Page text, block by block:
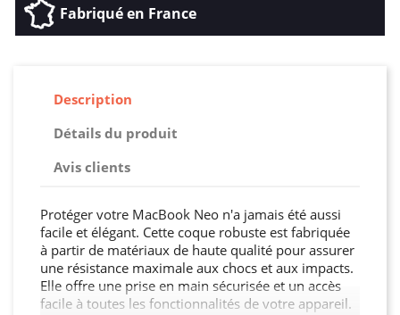
Fabriqué en France
Description
Détails du produit
Avis clients
Protéger votre MacBook Neo n'a jamais été aussi
facile et élégant. Cette coque robuste est fabriquée
à partir de matériaux de haute qualité pour assurer
une résistance maximale aux chocs et aux impacts.
Elle offre une prise en main sécurisée et un accès
facile à toutes les fonctionnalités de votre appareil.